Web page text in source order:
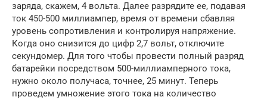
заряда, скажем, 4 вольта. Далее разрядите ее, подавая
ток 450-500 миллиампер, время от времени сбавляя
уровень сопротивления и контролируя напряжение.
Когда оно снизится до цифр 2,7 вольт, отключите
секундомер. Для того чтобы провести полный разряд
батарейки посредством 500-миллиамперного тока,
нужно около получаса, точнее, 25 минут. Теперь
проведем умножение этого тока на количество